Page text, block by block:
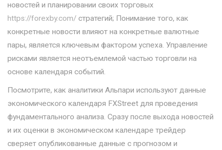
новостей и планировании своих торговых
https://forexby.com/ стратегий; Понимание того, как
конкретные новости влияют на конкретные валютные
пары, является ключевым фактором успеха. Управление
рисками является неотъемлемой частью торговли на
основе календаря событий.
Посмотрите, как аналитики Альпари используют данные
экономического календаря FXStreet для проведения
фундаментального анализа. Сразу после выхода новостей
и их оценки в экономическом календаре трейдер
сверяет опубликованные данные с прогнозом и